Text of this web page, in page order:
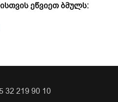
ეწვიეთ ბმულს:
32 219 90 10